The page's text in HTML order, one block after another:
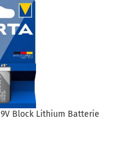
Block Lithium Batterie